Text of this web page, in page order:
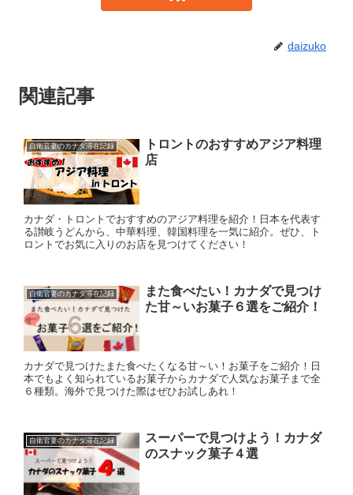
daizuko
関連記事
自衛官妻のカナダ滞在記録
トロントのおすすめアジア料理
店
カナダ・トロントでおすすめのアジア料理を紹介！日本を代表す
る讃岐うどんから、中華料理、韓国料理を一気に紹介。ぜひ、ト
ロントでお気に入りのお店を見つけてください！
自衛官妻のカナダ滞在記録
また食べたい！カナダで見つけ
た甘～いお菓子６選をご紹介！
カナダで見つけたまた食べたくなる甘～い！お菓子をご紹介！日
本でもよく知られているお菓子からカナダで人気なお菓子まで全
６種類。海外で見つけた際はぜひお試しあれ！
自衛官妻のカナダ滞在記録
スーパーで見つけよう！カナダ
のスナック菓子４選